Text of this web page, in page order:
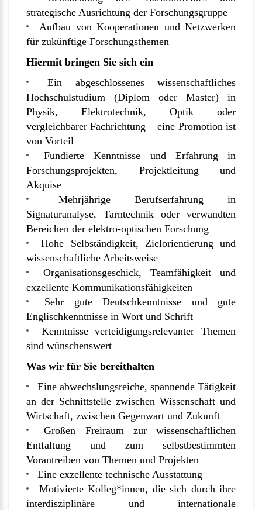
strategische Ausrichtung der Forschungsgruppe
Aufbau von Kooperationen und Netzwerken
für zukünftige Forschungsthemen
Hiermit bringen Sie sich ein
Ein abgeschlossenes wissenschaftliches
Hochschulstudium (Diplom oder Master) in
Physik, Elektrotechnik, Optik oder
vergleichbarer Fachrichtung – eine Promotion ist
von Vorteil
Fundierte Kenntnisse und Erfahrung in
Forschungsprojekten, Projektleitung und
Akquise
Mehrjährige Berufserfahrung in
Signaturanalyse, Tarntechnik oder verwandten
Bereichen der elektro-optischen Forschung
Hohe Selbständigkeit, Zielorientierung und
wissenschaftliche Arbeitsweise
Organisationsgeschick, Teamfähigkeit und
exzellente Kommunikationsfähigkeiten
Sehr gute Deutschkenntnisse und gute
Englischkenntnisse in Wort und Schrift
Kenntnisse verteidigungsrelevanter Themen
sind wünschenswert
Was wir für Sie bereithalten
Eine abwechslungsreiche, spannende Tätigkeit
an der Schnittstelle zwischen Wissenschaft und
Wirtschaft, zwischen Gegenwart und Zukunft
Großen Freiraum zur wissenschaftlichen
Entfaltung und zum selbstbestimmten
Vorantreiben von Themen und Projekten
Eine exzellente technische Ausstattung
Motivierte Kolleg*innen, die sich durch ihre
interdisziplinäre und internationale